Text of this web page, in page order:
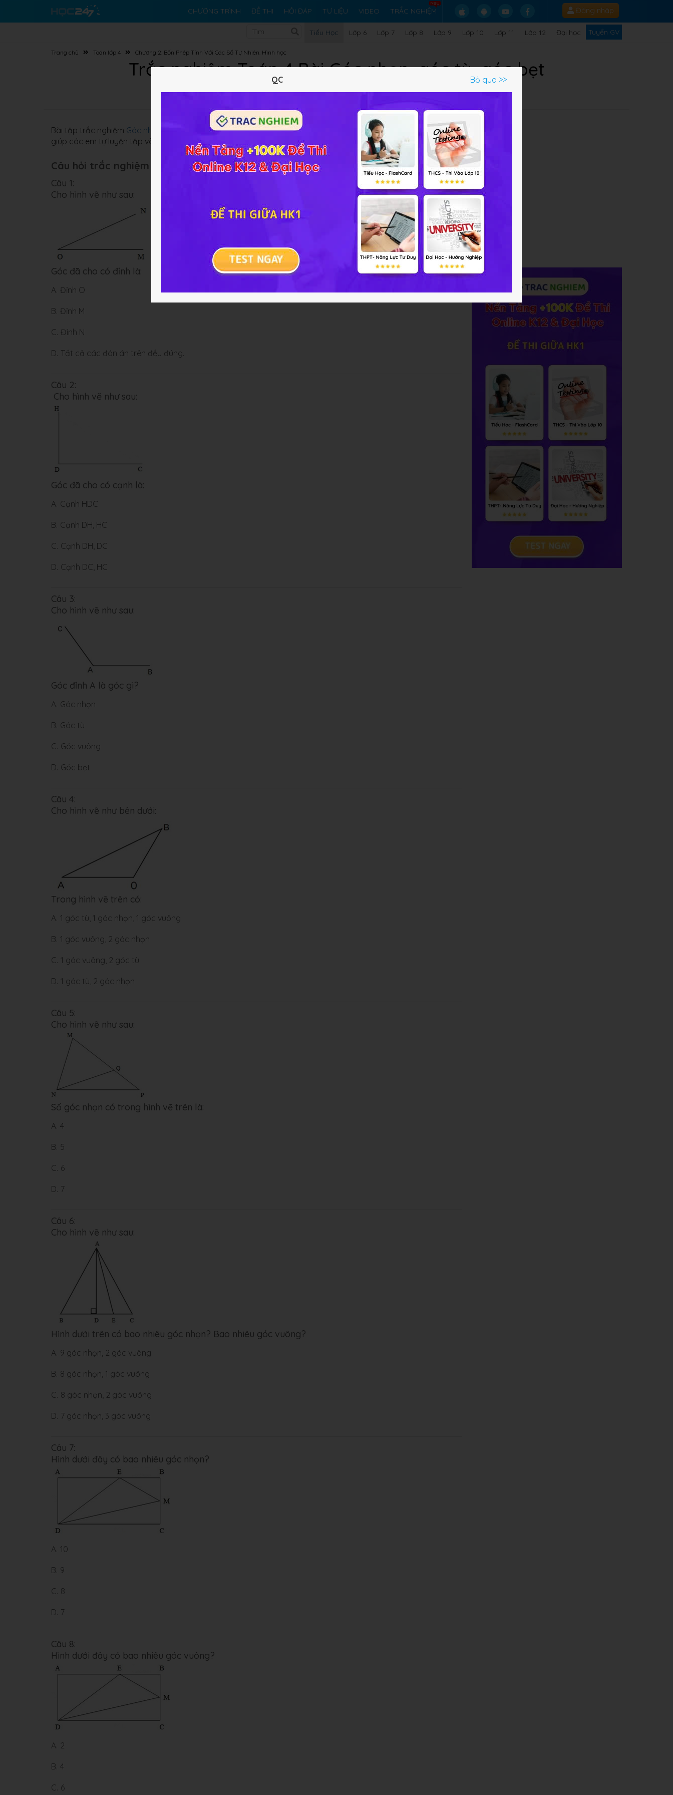
CHƯƠNG TRÌNH ĐỀ THI HỎI ĐÁP TƯ LIỆU VIDEO TRẮC NGHIỆM Đăng nhập
Tiểu Học Lớp 6 Lớp 7 Lớp 8 Lớp 9 Lớp 10 Lớp 11 Lớp 12 Đại học Tuyển GV
Trang chủ Toán lớp 4 Chương 2: Bốn Phép Tính Với Các Số Tự Nhiên. Hình học
Trắc nghiệm Toán 4 Bài Góc nhọn, góc tù, góc bẹt
Bài tập trắc nghiệm Góc nhọn, góc tù, góc bẹtvềGóc nhọn, góc tù, góc bẹt
online đầy đủ đáp án và lời giải
giúp các em tự luyện tập và củng cố kiến thức bài học.
Câu hỏi trắc nghiệm (10 câu):
Câu 1:
Cho hình vẽ như sau:
Góc đã cho có đỉnh là:
A. Đỉnh O
B. Đỉnh M
C. Đỉnh N
D. Tất cả các đán án trên đều đúng.
Câu 2:
Cho hình vẽ như sau:
Góc đã cho có cạnh là:
A. Cạnh HDC
B. Cạnh DH, HC
C. Cạnh DH, DC
D. Cạnh DC, HC
Câu 3:
Cho hình vẽ như sau:
Góc đỉnh A là góc gì?
A. Góc nhọn
B. Góc tù
C. Góc vuông
D. Góc bẹt
Câu 4:
Cho hình vẽ như bên dưới:
Trong hình vẽ trên có:
A. 1 góc tù, 1 góc nhọn, 1 góc vuông
B. 1 góc vuông, 2 góc nhọn
C. 1 góc vuông, 2 góc tù
D. 1 góc tù, 2 góc nhọn
Câu 5:
Cho hình vẽ như sau:
Số góc nhọn có trong hình vẽ trên là:
A. 4
B. 5
C. 6
D. 7
Câu 6:
Cho hình vẽ như sau:
Hình dưới trên có bao nhiêu góc nhọn? Bao nhiêu góc vuông?
A. 9 góc nhọn, 2 góc vuông
B. 8 góc nhọn, 1 góc vuông
C. 8 góc nhọn, 2 góc vuông
D. 7 góc nhọn, 3 góc vuông
Câu 7:
Hình dưới đây có bao nhiêu góc nhọn?
A. 10
B. 9
C. 8
D. 7
Câu 8:
Hình dưới đây có bao nhiêu góc vuông?
A. 2
B. 4
C. 6
QC Bỏ qua >>